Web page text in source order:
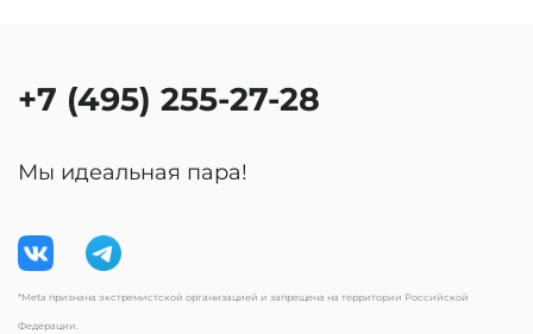
+7 (495) 255-27-28
Мы идеальная пара!
*Meta признана экстремистской организацией и запрещена на территории Российской
Федерации.